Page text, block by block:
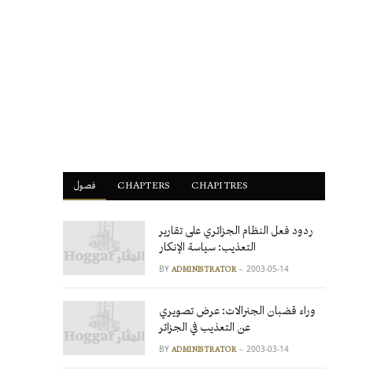
فصول ْCHAPTERS CHAPITRES
ردود فعل النظام الجزائري على تقارير
التعذيب: سياسة الإنكار
BY ADMINISTRATOR 2003-05-14
وراء قضبان الجنرالات: عرض تصويري
عن التعذيب في الجزائر
BY ADMINISTRATOR 2003-03-14